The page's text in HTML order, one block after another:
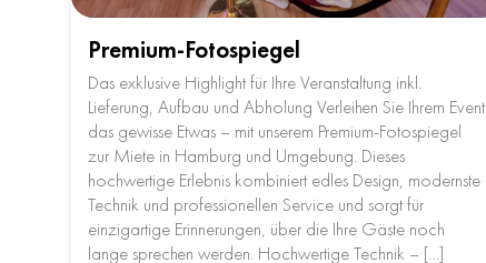
Premium-Fotospiegel
Das exklusive Highlight für Ihre Veranstaltung inkl.
Lieferung, Aufbau und Abholung Verleihen Sie Ihrem Event
das gewisse Etwas – mit unserem Premium-Fotospiegel
zur Miete in Hamburg und Umgebung. Dieses
hochwertige Erlebnis kombiniert edles Design, modernste
Technik und professionellen Service und sorgt für
einzigartige Erinnerungen, über die Ihre Gäste noch
lange sprechen werden. Hochwertige Technik – […]